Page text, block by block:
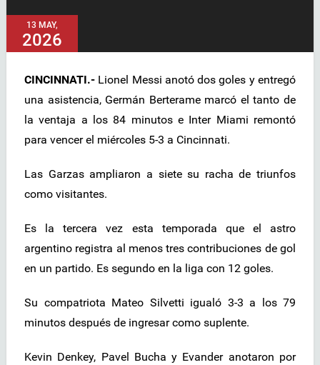
13 MAY,
2026
CINCINNATI.- Lionel Messi anotó dos goles y entregó
una asistencia, Germán Berterame marcó el tanto de
la ventaja a los 84 minutos e Inter Miami remontó
para vencer el miércoles 5-3 a Cincinnati.
Las Garzas ampliaron a siete su racha de triunfos
como visitantes.
Es la tercera vez esta temporada que el astro
argentino registra al menos tres contribuciones de gol
en un partido. Es segundo en la liga con 12 goles.
Su compatriota Mateo Silvetti igualó 3-3 a los 79
minutos después de ingresar como suplente.
Kevin Denkey, Pavel Bucha y Evander anotaron por